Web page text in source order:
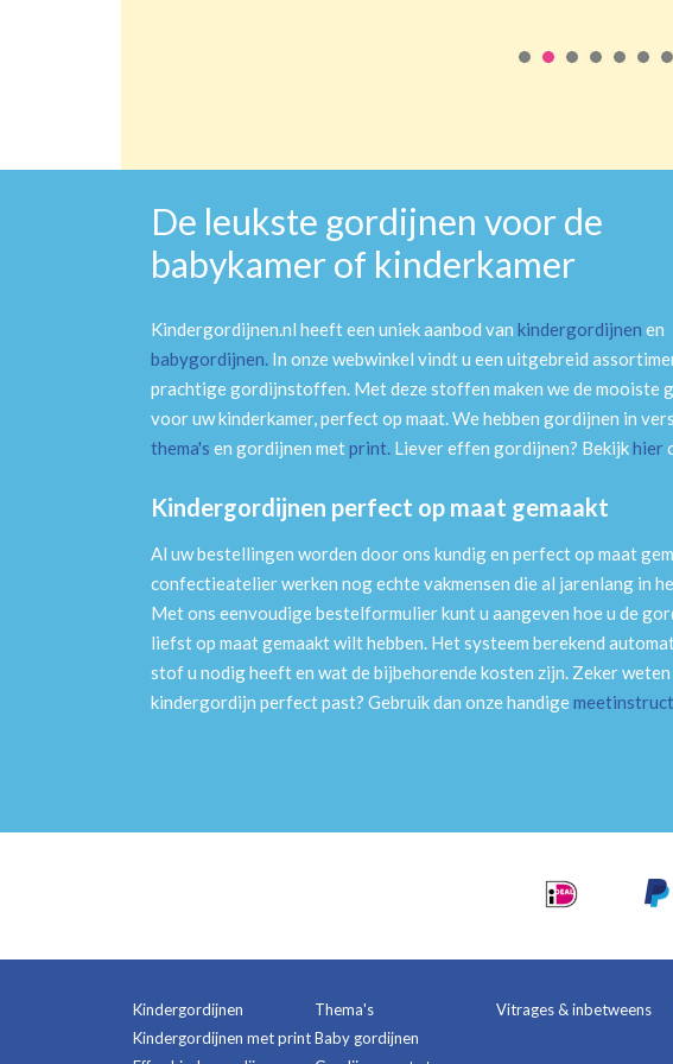
De leukste gordijnen voor de
babykamer of kinderkamer
Kindergordijnen.nl heeft een uniek aanbod van kindergordijnen en
babygordijnen. In onze webwinkel vindt u een uitgebreid
prachtige gordijnstoffen. Met deze stoffen maken we de mooiste
voor uw kinderkamer, perfect op maat. We hebben gordijnen in
thema's en gordijnen metprint. Liever effen gordijnen? Bekijkhier
Kindergordijnen perfect op maat gemaakt
Al uw bestellingen worden door ons kundig en perfect op maat
confectieatelier werken nog echte vakmensen die al jarenlang in
Met ons eenvoudige bestelformulier kunt u aangeven hoe u de
liefst op maat gemaakt wilt hebben. Het systeem berekend
stof u nodig heeft en wat de bijbehorende kosten zijn. Zeker
kindergordijn perfect past? Gebruik dan onze handige
Kindergordijnen
Kindergordijnen met print
Thema's
Baby gordijnen
Vitrages & inbetweens